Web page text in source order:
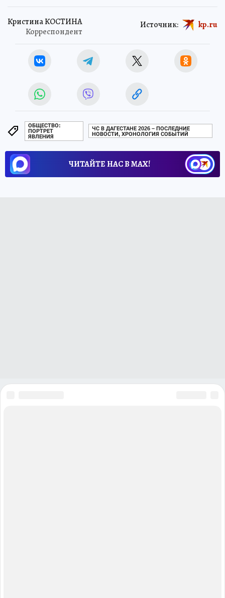
Кристина КОСТИНА
Корреспондент
Источник: kp.ru
ОБЩЕСТВО:
ПОРТРЕТ
ЯВЛЕНИЯ
ЧС В ДАГЕСТАНЕ 2026 – ПОСЛЕДНИЕ
НОВОСТИ, ХРОНОЛОГИЯ СОБЫТИЙ
ЧИТАЙТЕ НАС В МАХ!